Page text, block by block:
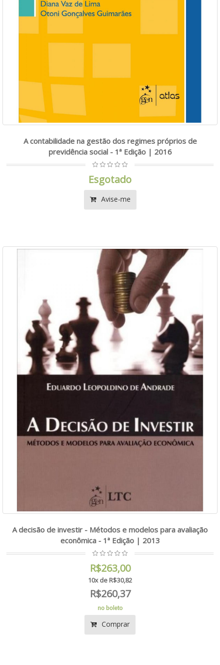
A contabilidade na gestão dos regimes próprios de
previdência social - 1ª Edição | 2016
Esgotado
Avise-me
A decisão de investir - Métodos e modelos para avaliação
econômica - 1ª Edição | 2013
R$263,00
10x de R$30,82
R$260,37
no boleto
Comprar